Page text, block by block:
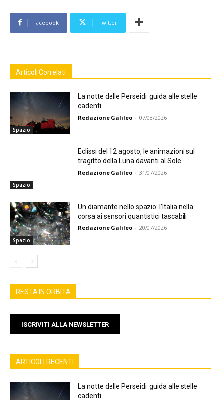
Facebook Twitter
Articoli Correlati
Spazio
La notte delle Perseidi: guida alle stelle
cadenti
Redazione Galileo - 07/08/2026
Spazio
Eclissi del 12 agosto, le animazioni sul
tragitto della Luna davanti al Sole
Redazione Galileo - 31/07/2026
Spazio
Un diamante nello spazio: l’Italia nella
corsa ai sensori quantistici tascabili
Redazione Galileo - 20/07/2026
RESTA IN ORBITA
ISCRIVITI ALLA NEWSLETTER
ARTICOLI RECENTI
La notte delle Perseidi: guida alle stelle
cadenti